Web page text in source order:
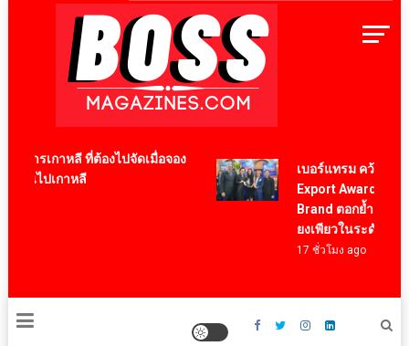
BossMagazinesThailand
ารเกาหลี ที่ต้องไปจัดเมื่อจอง
นไปเกาหลี
เบอร์แทรม คว้ารางวัล
Export Award 2026 ส
Brand ตอกย้ำความสำ
ยงเพียวในระดับสากล
17 ชั่วโมง ago